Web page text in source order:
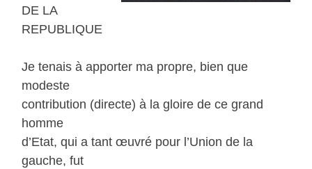
DE LA
REPUBLIQUE
Je tenais à apporter ma propre, bien que
modeste
contribution (directe) à la gloire de ce grand
homme
d’Etat, qui a tant œuvré pour l’Union de la
gauche, fut